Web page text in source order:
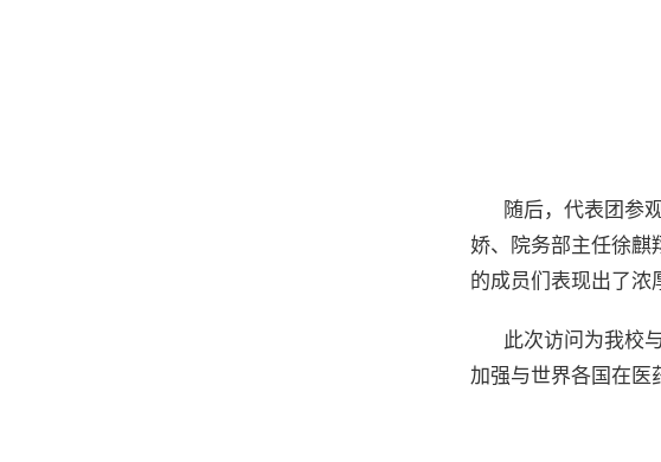
随后，代表团参
娇、院务部主任徐麒
的成员们表现出了浓
此次访问为我校
加强与世界各国在医